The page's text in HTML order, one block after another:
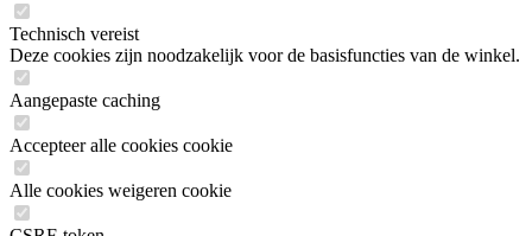
Technisch vereist
Deze cookies zijn noodzakelijk voor de basisfuncties van de winkel.
Aangepaste caching
Accepteer alle cookies cookie
Alle cookies weigeren cookie